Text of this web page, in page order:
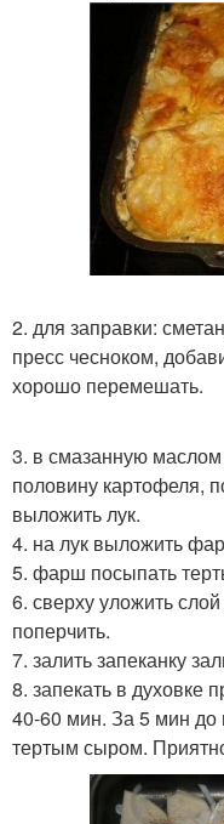
2. для заправки:
пресс чесноком,
хорошо перемешать.
3. в смазанную
половину картофеля,
выложить лук.
4. на лук выложить
5. фарш посыпать
6. сверху уложить
поперчить.
7. залить запеканку
8. запекать в духовке
40-60 мин. За 5 мин до
тертым сыром.